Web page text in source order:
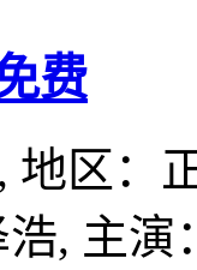
费
地区：
浩, 主演